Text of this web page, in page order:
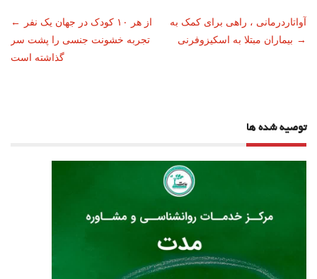
ناوبری
نوشته
←
از هر ۱۰ کودک در جهان یک نفر
تجربه خشونت جنسی را پشت سر
گذاشته است
آواتاردرمانی ، راهی برای کمک به
بیماران مبتلا به اسکیزوفرنی →
توصیه شده ها